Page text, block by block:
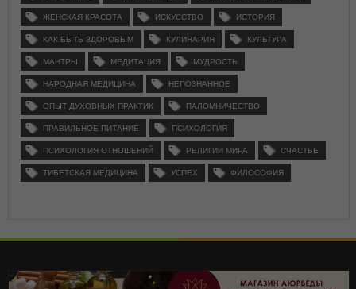
ЖЕНСКАЯ КРАСОТА ИСКУССТВО ИСТОРИЯ
КАК БЫТЬ ЗДОРОВЫМ КУЛИНАРИЯ КУЛЬТУРА
МАНТРЫ МЕДИТАЦИЯ МУДРОСТЬ
НАРОДНАЯ МЕДИЦИНА НЕПОЗНАННОЕ
ОПЫТ ДУХОВНЫХ ПРАКТИК ПАЛОМНИЧЕСТВО
ПРАВИЛЬНОЕ ПИТАНИЕ ПСИХОЛОГИЯ
ПСИХОЛОГИЯ ОТНОШЕНИЙ РЕЛИГИИ МИРА СЧАСТЬЕ
ТИБЕТСКАЯ МЕДИЦИНА УСПЕХ ФИЛОСОФИЯ